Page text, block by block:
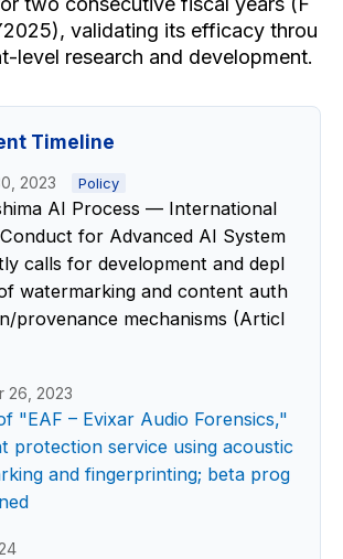
validating its efficacy throu
level research and development.
Timeline
2023 Policy
AI Process — International
for Advanced AI System
calls for development and depl
watermarking and content auth
provenance mechanisms (Articl
26, 2023
"EAF – Evixar Audio Forensics,"
protection service using acoustic
and fingerprinting; beta prog